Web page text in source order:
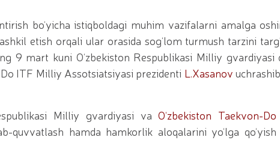
gvardiya Jamoat xavfsizligi universitetiga
ommaviy sportni yangi bosqichga olib chiqish
R.Djurayev raisligida, kamondan
boshqarmasi ayol harbiy xizmatchilari
birinchi o‘rinni egallashdi / / Oliy Majlis Senatining
/ / Milliy gvardiya Temurbeklar maktabi
tashkil etildi / / Milliy gvardiya Toshkent
mavzusida Respublika ilmiy-amaliy seminari
taʼminlanad / / O‘zbekiston Respublikasi
rag‘batlantirish to‘g‘risida"gi
bo‘yicha istiqboldagi muhim vazifalarni amalga
etish orqali ular orasida sog‘lom turmush tarzini
9 mart kuni O‘zbekiston Respublikasi Milliy gvardiyasi
ITF Milliy Assotsiatsiyasi prezidenti L.Xasanov
Milliy gvardiyasi vaO‘zbekiston Taekvon-
quvvatlash hamda hamkorlik aloqalarini yo‘lga qo‘yish